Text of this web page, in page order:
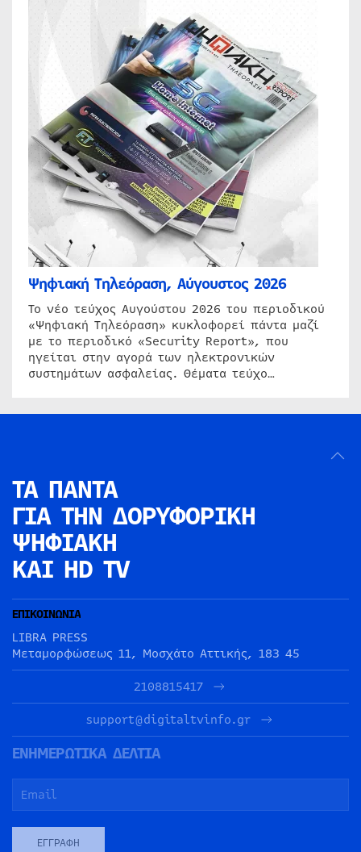
Ψηφιακή Τηλεόραση, Αύγουστος 2026
Το νέο τεύχος Αυγούστου 2026 του περιοδικού
«Ψηφιακή Τηλεόραση» κυκλοφορεί πάντα μαζί
με το περιοδικό «Security Report», που
ηγείται στην αγορά των ηλεκτρονικών
συστημάτων ασφαλείας. Θέματα τεύχο…
ΤΑ ΠΑΝΤΑ
ΓΙΑ ΤΗΝ ΔΟΡΥΦΟΡΙΚΗ
ΨΗΦΙΑΚΗ
ΚΑΙ HD TV
ΕΠΙΚΟΙΝΩΝΙΑ
LIBRA PRESS
Μεταμορφώσεως 11, Μοσχάτο Αττικής, 183 45
2108815417
support@digitaltvinfo.gr
ΕΝΗΜΕΡΩΤΙΚΑ ΔΕΛΤΙΑ
ΕΓΓΡΑΦΉ